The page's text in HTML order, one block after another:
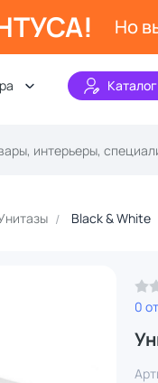
Но
Black & White
0